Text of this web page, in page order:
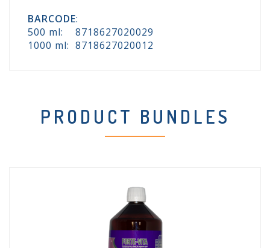
BARCODE:
500 ml: 8718627020029
1000 ml: 8718627020012
PRODUCT BUNDLES